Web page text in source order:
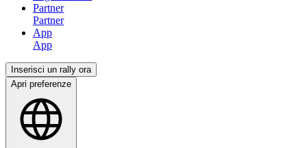
Partner
App
Inserisci un rally ora
Apri preferenze